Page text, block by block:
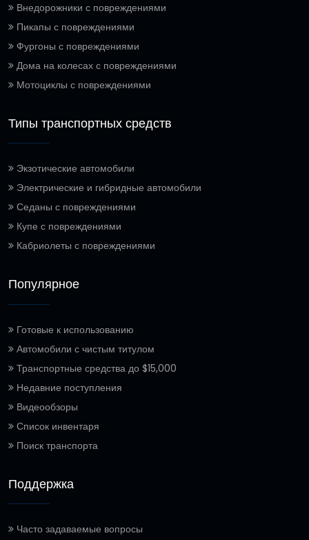
Внедорожники с повреждениями
Пикапы с повреждениями
Фургоны с повреждениями
Дома на колесах с повреждениями
Мотоциклы с повреждениями
Типы транспортных средств
Экзотические автомобили
Электрические и гибридные автомобили
Седаны с повреждениями
Купе с повреждениями
Кабриолеты с повреждениями
Популярное
Готовые к использованию
Автомобили с чистым титулом
Транспортные средства до $15,000
Недавние поступления
Видеообзоры
Список инвентаря
Поиск транспорта
Поддержка
Часто задаваемые вопросы